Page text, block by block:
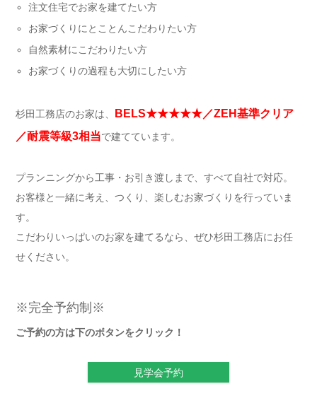
注文住宅でお家を建てたい方
お家づくりにとことんこだわりたい方
自然素材にこだわりたい方
お家づくりの過程も大切にしたい方
杉田工務店のお家は、
BELS★★★★★／ZEH基準クリア
／耐震等級3相当で建てています。
プランニングから工事・お引き渡しまで、すべて自社で対応。
お客様と一緒に考え、つくり、楽しむお家づくりを行っていま
す。
こだわりいっぱいのお家を建てるなら、ぜひ杉田工務店にお任
せください。
※完全予約制※
ご予約の方は下のボタンをクリック！
見学会予約